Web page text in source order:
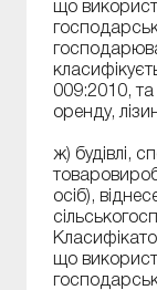
що
009:2010,
оренду,
ж) будівлі,
осіб),
що